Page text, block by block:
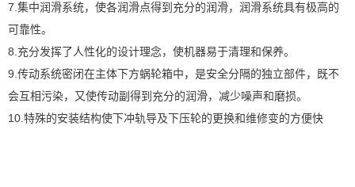
7.集中润滑系统，使各润滑点得到充分的润滑，润滑系统具有极高的
可靠性。
8.充分发挥了人性化的设计理念，使机器易于清理和保养。
9.传动系统密闭在主体下方蜗轮箱中，是安全分隔的独立部件，既不
会互相污染，又使传动副得到充分的润滑，减少噪声和磨损。
10.特殊的安装结构使下冲轨导及下压轮的更换和维修变的方便快